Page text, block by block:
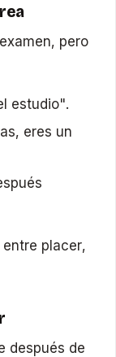
pero
estudio".
eres un
placer,
después de